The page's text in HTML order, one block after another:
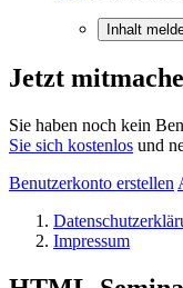
Inhalt
Jetzt
Sie haben noch kein
Sie sich kostenlos und
Benutzerkonto erstellen
Impressum